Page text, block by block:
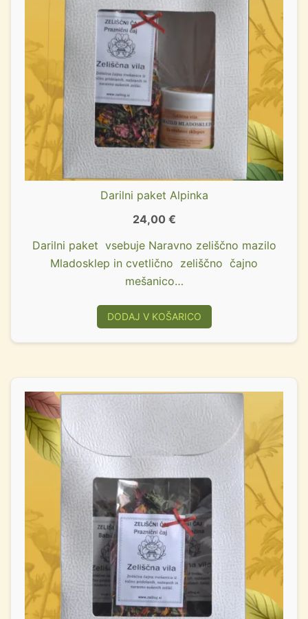
Darilni paket Alpinka
24,00 €
Darilni paket vsebuje Naravno zeliščno mazilo
Mladosklep in cvetlično zeliščno čajno
mešanico…
DODAJ V KOŠARICO